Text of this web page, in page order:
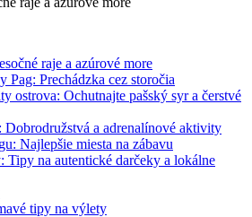
raje a azúrové more
Pag: Prechádzka cez storočia
ostrova: Ochutnajte pašský syr a čerstvé
Dobrodružstvá a adrenalínové aktivity
Najlepšie​ miesta na zábavu
Tipy na autentické darčeky a lokálne
tipy na výlety